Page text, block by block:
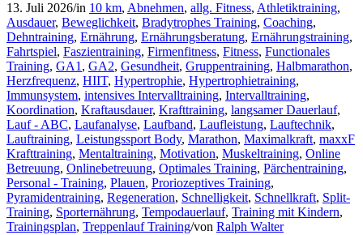
13. Juli 2026/in 10 km, Abnehmen, allg. Fitness, Athletiktraining,
Ausdauer, Beweglichkeit, Bradytrophes Training, Coaching,
Dehntraining, Ernährung, Ernährungsberatung, Ernährungstraining,
Fahrtspiel, Faszientraining, Firmenfitness, Fitness, Functionales
Training, GA1 , GA2, Gesundheit, Gruppentraining, Halbmarathon,
Herzfrequenz, HIIT, Hypertrophie, Hypertrophietraining,
Immunsystem, intensives Intervalltraining, Intervalltraining,
Koordination, Kraftausdauer, Krafttraining, langsamer Dauerlauf,
Lauf - ABC, Laufanalyse, Laufband, Laufleistung, Lauftechnik,
Lauftraining, Leistungssport Body, Marathon, Maximalkraft, maxxF
Krafttraining, Mentaltraining, Motivation, Muskeltraining, Online
Betreuung, Onlinebetreuung, Optimales Training, Pärchentraining,
Personal - Training, Plauen, Proriozeptives Training,
Pyramidentraining, Regeneration, Schnelligkeit, Schnellkraft, Split-
Training, Sporternährung, Tempodauerlauf, Training mit Kindern,
Trainingsplan, Treppenlauf Training/von Ralph Walter